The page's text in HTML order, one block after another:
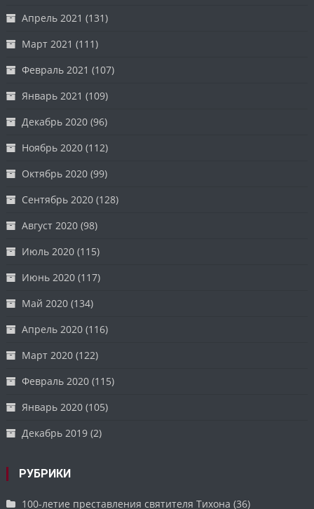
Апрель 2021 (131)
Март 2021 (111)
Февраль 2021 (107)
Январь 2021 (109)
Декабрь 2020 (96)
Ноябрь 2020 (112)
Октябрь 2020 (99)
Сентябрь 2020 (128)
Август 2020 (98)
Июль 2020 (115)
Июнь 2020 (117)
Май 2020 (134)
Апрель 2020 (116)
Март 2020 (122)
Февраль 2020 (115)
Январь 2020 (105)
Декабрь 2019 (2)
РУБРИКИ
100-летие преставления святителя Тихона (36)